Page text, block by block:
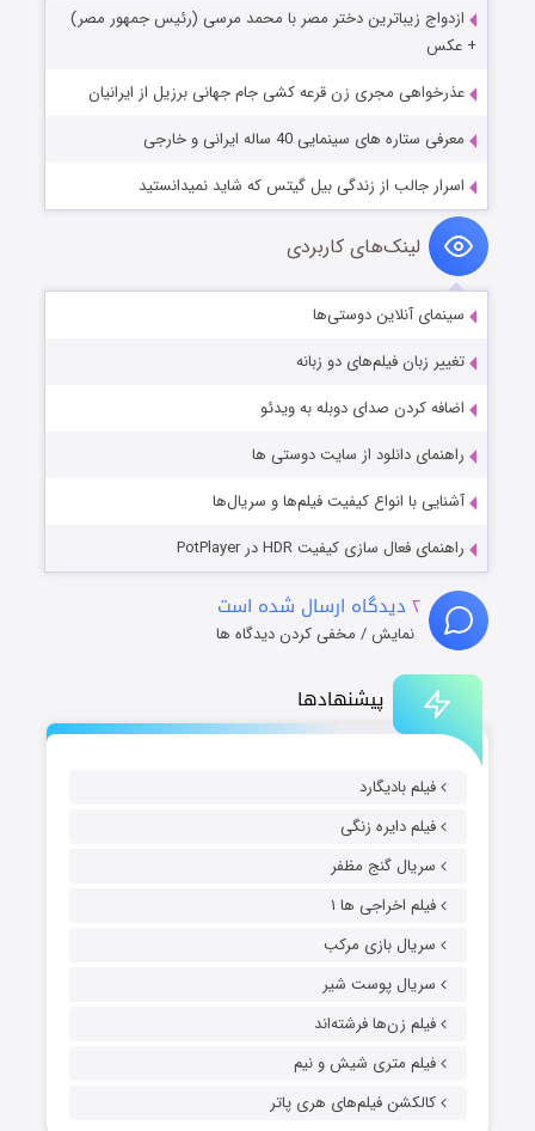
پیشنهادها
فیلم بادیگارد
فیلم دایره زنگی
سریال گنج مظفر
فیلم اخراجی ها ۱
سریال بازی مرکب
سریال پوست شیر
فیلم زن‌ها فرشته‌اند
فیلم متری شیش و نیم
کالکشن فیلم‌های هری پاتر
ازدواج زیباترین دختر مصر با محمد مرسی (رئیس جمهور مصر)
+ عکس
عذرخواهی مجری زن قرعه کشی جام جهانی برزیل از ایرانیان
معرفی ستاره های سینمایی 40 ساله ایرانی و خارجی
اسرار جالب از زندگی بیل گیتس که شاید نمیدانستید
لینک‌های کاربردی
سینمای آنلاین دوستی‌ها
تغییر زبان فیلم‌های دو زبانه
اضافه کردن صدای دوبله به ویدئو
راهنمای دانلود از سایت دوستی ها
آشنایی با انواع کیفیت فیلم‌ها و سریال‌ها
راهنمای فعال سازی کیفیت HDR در PotPlayer
۲ دیدگاه ارسال شده است
نمایش / مخفی کردن دیدگاه ها